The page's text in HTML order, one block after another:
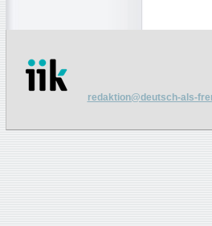
redaktion@deutsch-als-